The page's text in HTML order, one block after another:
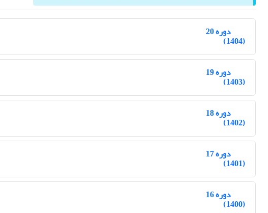
دوره 20
(1404)
دوره 19
(1403)
دوره 18
(1402)
دوره 17
(1401)
دوره 16
(1400)